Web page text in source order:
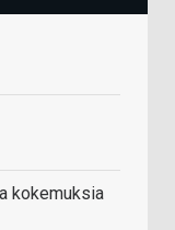
kokemuksia